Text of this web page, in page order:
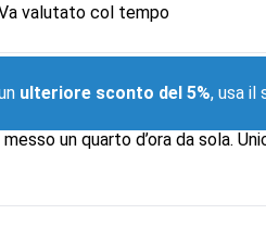
valutato col tempo
un quarto d’ora da sola.
il seguente codice coupon nella
ulteriore sconto del 5%, usa il